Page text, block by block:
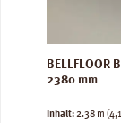
2380 mm
Inhalt:2.38 m